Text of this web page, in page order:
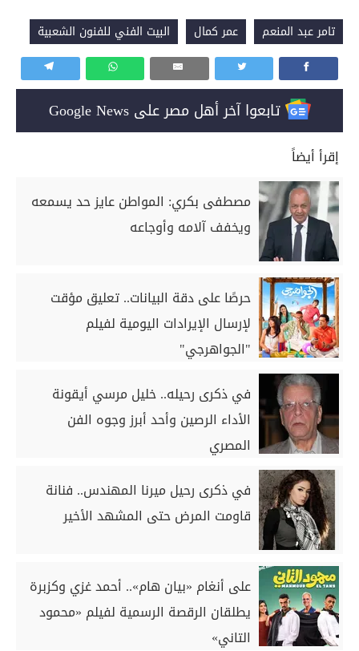
تامر عبد المنعم عمر كمال البيت الفني للفنون الشعبية
تابعوا آخر أهل مصر على Google News
إقرأ أيضاً
مصطفى بكري: المواطن عايز حد يسمعه
ويخفف آلامه وأوجاعه
حرصًا على دقة البيانات.. تعليق مؤقت
لإرسال الإيرادات اليومية لفيلم
"الجواهرجي"
في ذكرى رحيله.. خليل مرسي أيقونة
الأداء الرصين وأحد أبرز وجوه الفن
المصري
في ذكرى رحيل ميرنا المهندس.. فنانة
قاومت المرض حتى المشهد الأخير
على أنغام «بيان هام».. أحمد غزي وكزبرة
يطلقان الرقصة الرسمية لفيلم «محمود
التاني»